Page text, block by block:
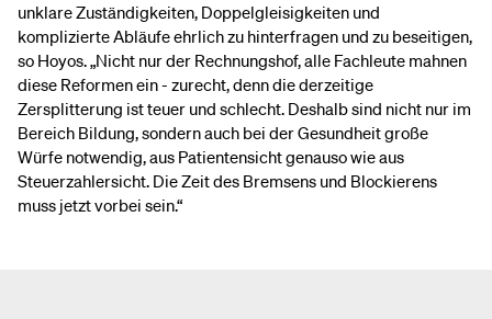
unklare Zuständigkeiten, Doppelgleisigkeiten und
komplizierte Abläufe ehrlich zu hinterfragen und zu beseitigen,
so Hoyos. „Nicht nur der Rechnungshof, alle Fachleute mahnen
diese Reformen ein - zurecht, denn die derzeitige
Zersplitterung ist teuer und schlecht. Deshalb sind nicht nur im
Bereich Bildung, sondern auch bei der Gesundheit große
Würfe notwendig, aus Patientensicht genauso wie aus
Steuerzahlersicht. Die Zeit des Bremsens und Blockierens
muss jetzt vorbei sein.“